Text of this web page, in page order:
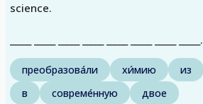
science.
_____ _____ _____ _____ _____ _____ _____ _____.
преобразова́ли хи́мию из
в
совреме́нную двое